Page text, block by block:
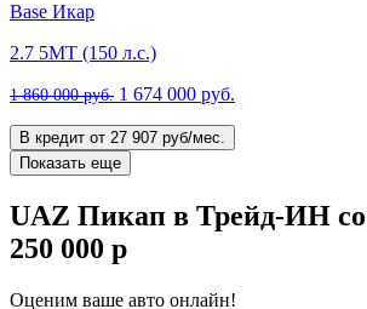
Base Икар
2.7 5МТ (150 л.с.)
1 860 000 руб. 1 674 000 руб.
В кредит от 27 907 руб/мес.
Показать еще
UAZ Пикап в Трейд-ИН со
250 000 р
Оценим ваше авто онлайн!